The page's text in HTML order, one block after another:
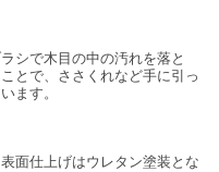
シで木目の中の汚れを落と
とで、ささくれなど手に引っ
ます。
面仕上げはウレタン塗装とな